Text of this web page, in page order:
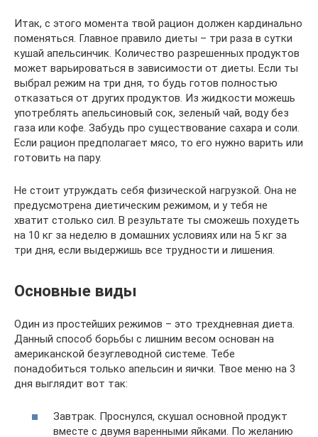
Итак, с этого момента твой рацион должен кардинально
поменяться. Главное правило диеты – три раза в сутки
кушай апельсинчик. Количество разрешенных продуктов
может варьироваться в зависимости от диеты. Если ты
выбрал режим на три дня, то будь готов полностью
отказаться от других продуктов. Из жидкости можешь
употреблять апельсиновый сок, зеленый чай, воду без
газа или кофе. Забудь про существование сахара и соли.
Если рацион предполагает мясо, то его нужно варить или
готовить на пару.
Не стоит утруждать себя физической нагрузкой. Она не
предусмотрена диетическим режимом, и у тебя не
хватит столько сил. В результате ты сможешь похудеть
на 10 кг за неделю в домашних условиях или на 5 кг за
три дня, если выдержишь все трудности и лишения.
Основные виды
Один из простейших режимов – это трехдневная диета.
Данный способ борьбы с лишним весом основан на
американской безуглеводной системе. Тебе
понадобиться только апельсин и яички. Твое меню на 3
дня выглядит вот так:
Завтрак. Проснулся, скушал основной продукт
вместе с двумя варенными яйками. По желанию